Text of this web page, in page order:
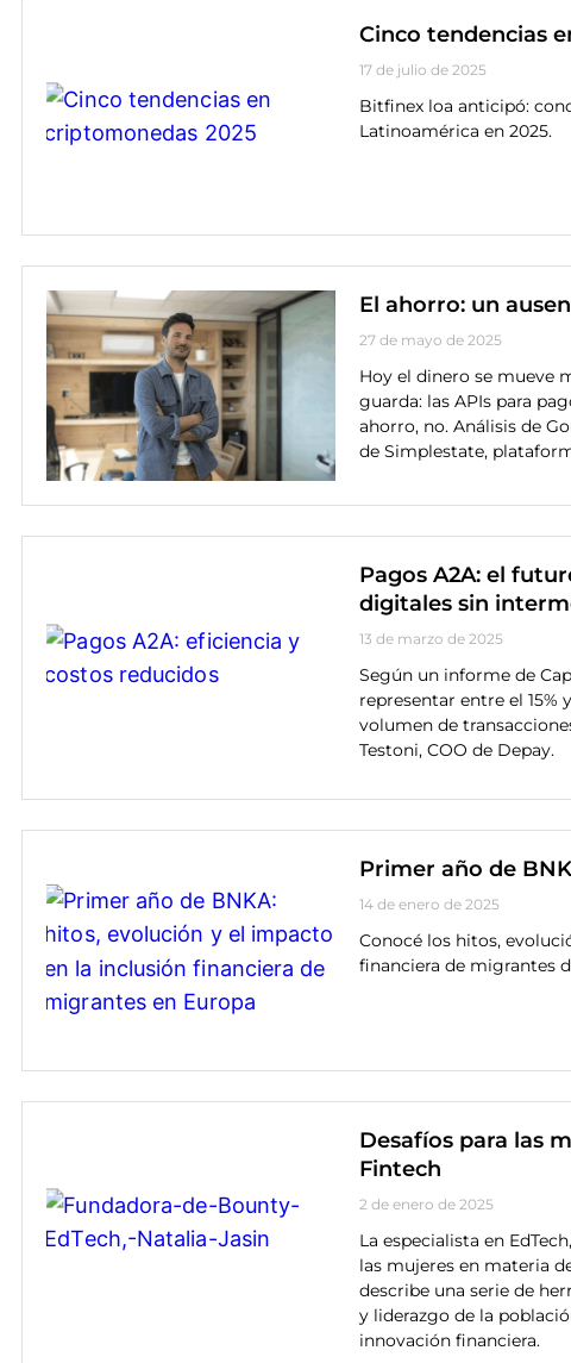
Cinco tendencias
17 de julio de 2025
Bitfinex loa anticipó:
Latinoamérica en 2025.
El ahorro: un
27 de mayo de 2025
Hoy el dinero se mueve
guarda: las APIs para
ahorro, no. Análisis de
de Simplestate,
Pagos A2A: el
digitales sin
13 de marzo de 2025
Según un informe de
representar entre el
volumen de
Testoni, COO de Depay.
Primer año de
14 de enero de 2025
Conocé los hitos,
financiera de migrantes
Desafíos para las
Fintech
2 de enero de 2025
La especialista en
las mujeres en materia
describe una serie de
y liderazgo de la
innovación financiera.